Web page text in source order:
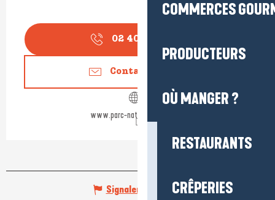
COMMERCES
PRODUCTEURS
OÙ MANGER ?
RESTAURANTS
CRÊPERIES
02 40 91 68
Contactez-nous
www.parc-naturel-briere.com
Signaler une erreur